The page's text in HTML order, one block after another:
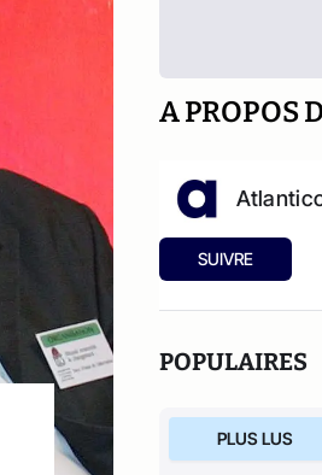
A PROPOS
SUIVRE
POPULAIRES
PLUS LUS